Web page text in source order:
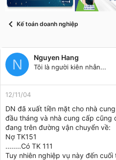
a
r
Kế toán doanh nghiệp
N Nguyen Hang
Tôi là người kiên nhẫn...
12/11/04
DN đã xuất tiền mặt cho nhà
đầu tháng và nhà cung cấp cũng
đang trên đường vận chuyển về:
Nợ TK151
........Có TK 111
Tuy nhiên nghiệp vụ này đến